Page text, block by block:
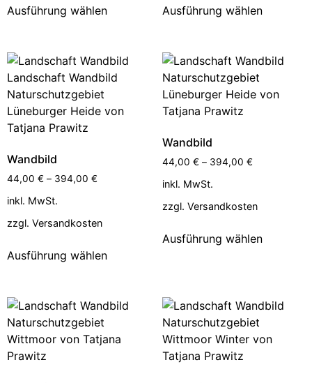
Ausführung wählen Ausführung wählen
Wandbild
44,00 € – 394,00 €
inkl. MwSt.
zzgl. Versandkosten
Ausführung wählen
Wandbild
44,00 € – 394,00 €
inkl. MwSt.
zzgl. Versandkosten
Ausführung wählen